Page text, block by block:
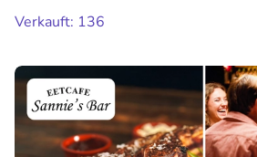
Verkauft: 136